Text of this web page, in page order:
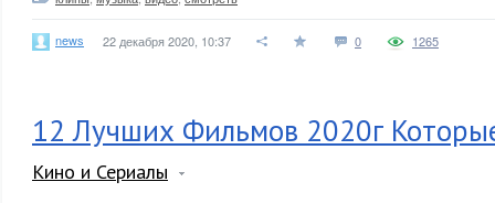
news 22 декабря 2020, 10:37 0 1265
12 Лучших Фильмов 2020г
Кино и Сериалы